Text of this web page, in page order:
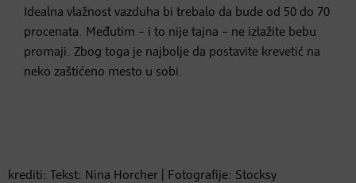
Idealna vlažnost vazduha bi trebalo da bude od 50 do 70
procenata. Međutim – i to nije tajna – ne izlažite bebu
promaji. Zbog toga je najbolje da postavite krevetić na
neko zaštićeno mesto u sobi.
krediti: Tekst: Nina Horcher | Fotografije: Stocksy